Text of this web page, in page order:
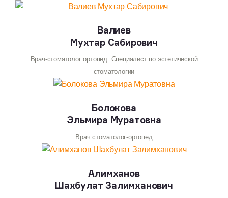
Валиев
Мухтар Сабирович
Врач-стоматолог ортопед. Специалист по эстетической
стоматологии
Болокова
Эльмира Муратовна
Врач стоматолог-ортопед
Алимханов
Шахбулат Залимханович